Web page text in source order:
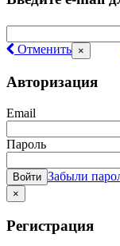
Отменить ×
Авторизация
Email
Пароль
Войти Забыли
×
Регистрация